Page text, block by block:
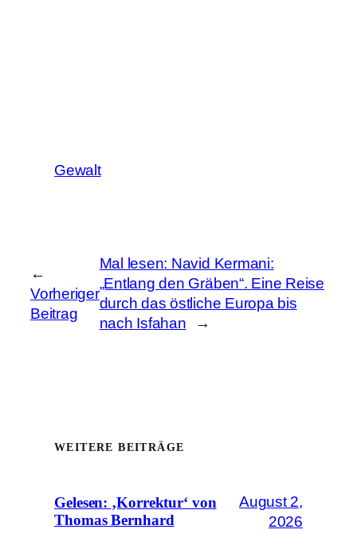
Gewalt
←
Vorheriger
Beitrag
Mal lesen: Navid Kermani:
„Entlang den Gräben“. Eine Reise
durch das östliche Europa bis
nach Isfahan
→
WEITERE BEITRÄGE
Gelesen: ‚Korrektur‘ von
Thomas Bernhard
August 2,
2026